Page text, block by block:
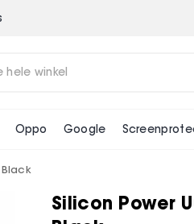
Oppo Google
Silicon Power